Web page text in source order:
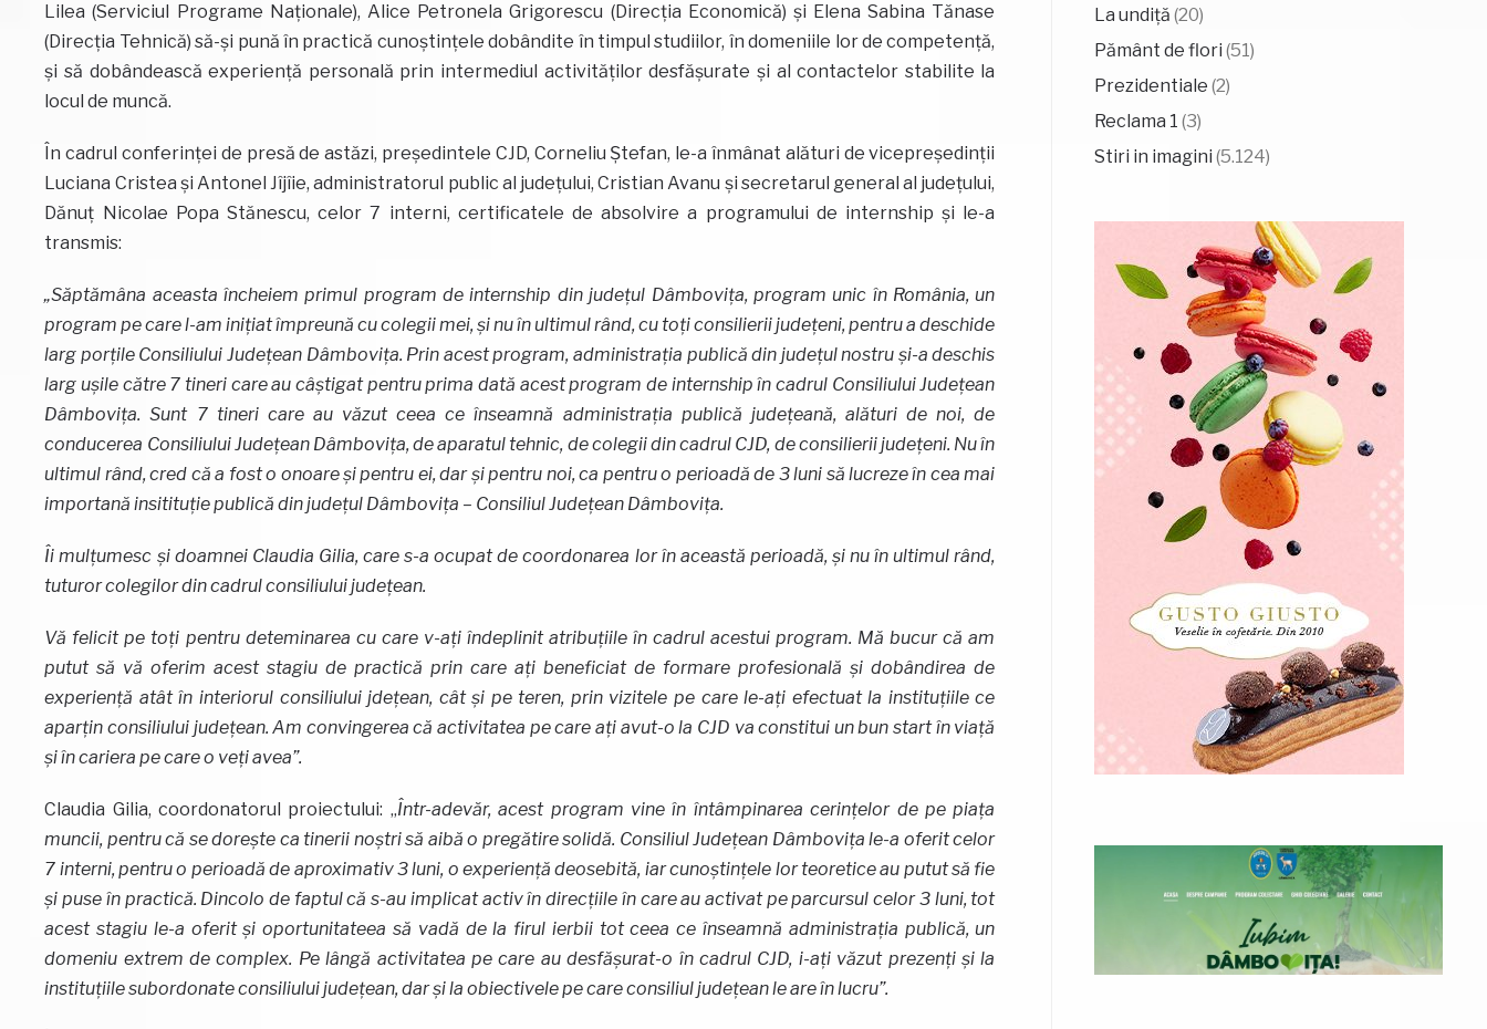
Lilea (Serviciul Programe Naționale), Alice Petronela Grigorescu (Direcția Economică) și Elena Sabina Tănase
(Direcția Tehnică) să-şi pună în practică cunoştinţele dobândite în timpul studiilor, în domeniile lor de competenţă,
și să dobândească experienţă personală prin intermediul activităților desfășurate și al contactelor stabilite la
locul de muncă.
În cadrul conferinței de presă de astăzi, președintele CJD, Corneliu Ștefan, le-a înmânat alături de vicepreședinții
Luciana Cristea și Antonel Jîjîie, administratorul public al județului, Cristian Avanu și secretarul general al județului,
Dănuț Nicolae Popa Stănescu, celor 7 interni, certificatele de absolvire a programului de internship și le-a
transmis:
„Săptămâna aceasta încheiem primul program de internship din județul Dâmbovița, program unic în România, un
program pe care l-am inițiat împreună cu colegii mei, și nu în ultimul rând, cu toți consilierii județeni, pentru a deschide
larg porțile Consiliului Județean Dâmbovița. Prin acest program, administrația publică din județul nostru și-a deschis
larg ușile către 7 tineri care au câștigat pentru prima dată acest program de internship în cadrul Consiliului Județean
Dâmbovița. Sunt 7 tineri care au văzut ceea ce înseamnă administrația publică județeană, alături de noi, de
conducerea Consiliului Județean Dâmbovița, de aparatul tehnic, de colegii din cadrul CJD, de consilierii județeni. Nu în
ultimul rând, cred că a fost o onoare și pentru ei, dar și pentru noi, ca pentru o perioadă de 3 luni să lucreze în cea mai
importană insitituție publică din județul Dâmbovița – Consiliul Județean Dâmbovița.
Îi mulțumesc și doamnei Claudia Gilia, care s-a ocupat de coordonarea lor în această perioadă, și nu în ultimul rând,
tuturor colegilor din cadrul consiliului județean.
Vă felicit pe toți pentru deteminarea cu care v-ați îndeplinit atribuțiile în cadrul acestui program. Mă bucur că am
putut să vă oferim acest stagiu de practică prin care ați beneficiat de formare profesională și dobândirea de
experiență atât în interiorul consiliului jdețean, cât și pe teren, prin vizitele pe care le-ați efectuat la instituțiile ce
aparțin consiliului județean. Am convingerea că activitatea pe care ați avut-o la CJD va constitui un bun start în viață
și în cariera pe care o veți avea”.
Claudia Gilia, coordonatorul proiectului: „Într-adevăr, acest program vine în întâmpinarea cerințelor de pe piața
muncii, pentru că se dorește ca tinerii noștri să aibă o pregătire solidă. Consiliul Județean Dâmbovița le-a oferit celor
7 interni, pentru o perioadă de aproximativ 3 luni, o experiență deosebită, iar cunoștințele lor teoretice au putut să fie
și puse în practică. Dincolo de faptul că s-au implicat activ în direcțiile în care au activat pe parcursul celor 3 luni, tot
acest stagiu le-a oferit și oportunitateea să vadă de la firul ierbii tot ceea ce înseamnă administrația publică, un
domeniu extrem de complex. Pe lângă activitatea pe care au desfășurat-o în cadrul CJD, i-ați văzut prezenți și la
instituțiile subordonate consiliului județean, dar și la obiectivele pe care consiliul județean le are în lucru”.
La undiță (20)
Pământ de flori (51)
Prezidentiale (2)
Reclama 1 (3)
Stiri in imagini (5.124)